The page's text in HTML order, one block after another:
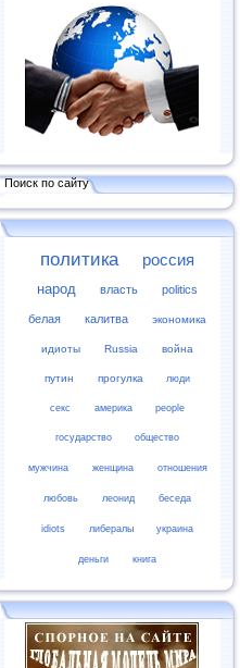
Поиск по сайту
политика россия
народ власть politics
белая калитва экономика
идиоты Russia война
путин прогулка люди
секс америка people
государство общество
мужчина женщина отношения
любовь леонид беседа
idiots либералы украина
деньги книга